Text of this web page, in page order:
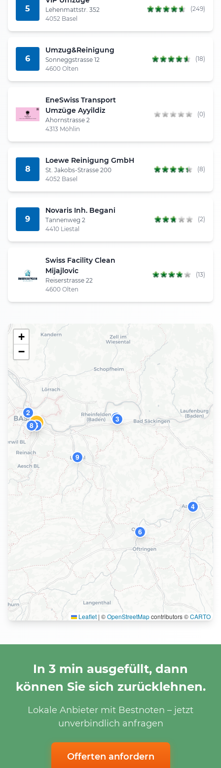
5
Lehenmattstr. 352
4052 Basel
(249)
6
Umzug&Reinigung
Sonneggstrasse 12
4600 Olten
(18)
EneSwiss Transport
Umzüge Ayyildiz
Ahornstrasse 2
4313 Möhlin
(0)
8
Loewe Reinigung GmbH
St. Jakobs-Strasse 200
4052 Basel
(8)
9
Novaris Inh. Begani
Tannenweg 2
4410 Liestal
(2)
Swiss Facility Clean
Mijajlovic
Reiserstrasse 22
4600 Olten
(13)
1
2
3
4
5
6
7
8
9
10
+
−
Leaflet | ©OpenStreetMapcontributors ©CARTO
In 3 min ausgefüllt, dann
können Sie sich zurücklehnen.
Lokale Anbieter mit Bestnoten – jetzt
unverbindlich anfragen
Offerten anfordern